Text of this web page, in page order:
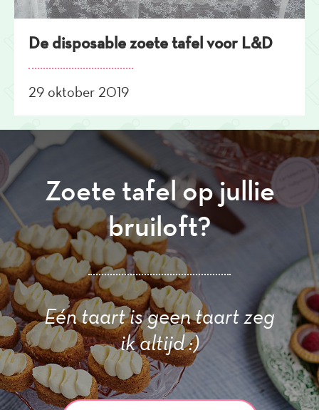
De disposable zoete tafel voor L&D
29 oktober 2019
Zoete tafel op jullie
bruiloft?
Eén taart is geen taart zeg
ik altijd :)